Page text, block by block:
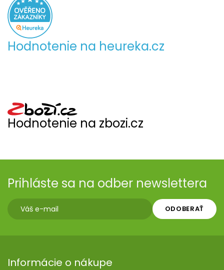
Hodnotenie na heureka.cz
Hodnotenie na zbozi.cz
Prihláste sa na odber newslettera
ODOBERAŤ
Informácie o nákupe